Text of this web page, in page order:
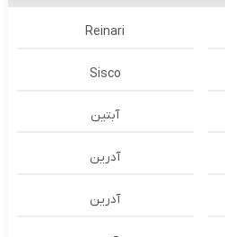
Reinari
Sisco
آبتین
آدرين
آدرین